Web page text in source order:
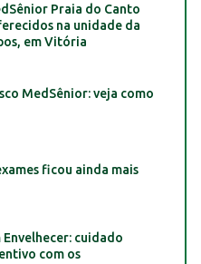
Praia do Canto
na unidade da
em Vitória
MedSênior: veja como
ficou ainda mais
cuidado
com os